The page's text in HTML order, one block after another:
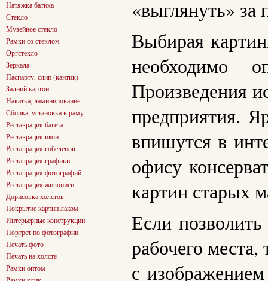
Натяжка батика
Стекло
Музейное стекло
Рамки со стеклом
Оргстекло
Зеркала
Паспарту, слип (кантик)
Задний картон
Накатка, ламинирование
Сборка, установка в раму
Реставрация багета
Реставрация икон
Реставрация гобеленов
Реставрация графики
Реставрация фотографий
Реставрация живописи
Дорисовка холстов
Покрытие картин лаком
Интерьерные конструкции
Портрет по фотографии
Печать фото
Печать на холсте
Рамки оптом
«выглянуть» за
Выбирая
необходимо
Произведения
предприятия.
впишутся в
офису
картин старых
Если
рабочего
с